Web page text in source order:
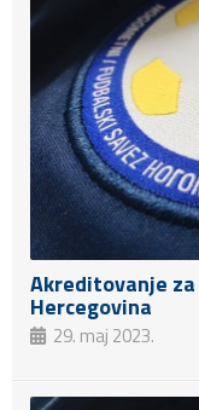
Akreditovanje
Hercegovina
29. maj 2023.